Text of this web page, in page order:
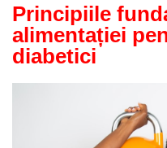
Principiile
alimentației
diabetici